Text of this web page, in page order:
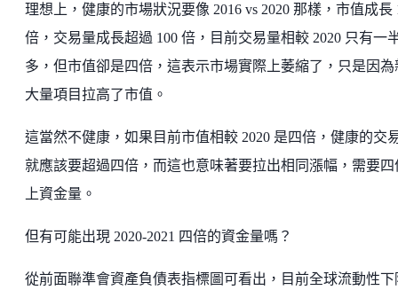
理想上，健康的市場狀況要像 2016 vs 2020 那樣，市值成長
倍，交易量成長超過 100 倍，目前交易量相較 2020 只有一
多，但市值卻是四倍，這表示市場實際上萎縮了，只是因為
大量項目拉高了市值。
這當然不健康，如果目前市值相較 2020 是四倍，健康的交
就應該要超過四倍，而這也意味著要拉出相同漲幅，需要四
上資金量。
但有可能出現 2020-2021 四倍的資金量嗎？
從前面聯準會資產負債表指標圖可看出，目前全球流動性下